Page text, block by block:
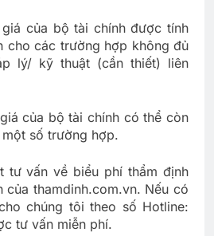
của bộ tài chính được tính
cho các trường hợp không đủ
lý/ kỹ thuật (cần thiết) liên
của bộ tài chính có thể còn
số trường hợp.
tư vấn về biểu phí thẩm định
của thamdinh.com.vn. Nếu có
chúng tôi theo số Hotline:
tư vấn miễn phí.­­